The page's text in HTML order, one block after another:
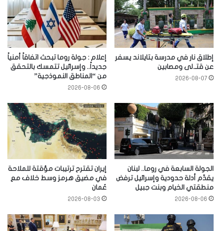
إطلاق نار في مدرسة بتايلاند يسفر
عن قتـ.لى ومصابين
2026-08-07
إعلام : جولة روما تبحث اتفاقاً أمنياً
جديداً.. وإسرائيل تتمسك بالتحقق
من “المناطق النموذجية”
2026-08-06
الجولة السابعة في روما.. لبنان
يقدّم أدلة حدودية وإسرائيل ترفض
منطقتي الخيام وبنت جبيل
2026-08-06
إيران تقترح ترتيبات مؤقتة للملاحة
في مضيق هرمز وسط خلاف مع
عُمان
2026-08-03